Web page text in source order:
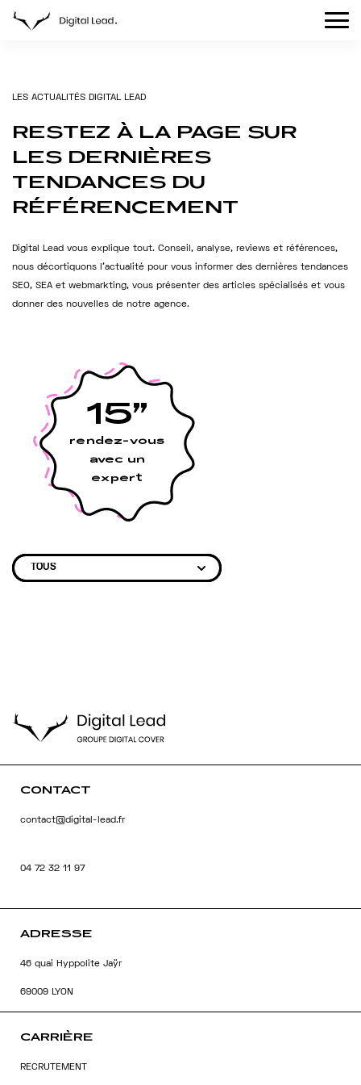
LES AC UALI ÉS D G AL LEAD
RESTEZ À LA PAGE SUR
LES DERNIÈRES
TENDANCES DU
RÉFÉRENCEMENT
Digital Lead vous explique tout. Conseil, analyse, reviews et références,
nous décortiquons l’actualité pour vous informer des dernières tendances
SEO, SEA et webmarkting, vous présenter des articles spécialisés et vous
donner des nouvelles de notre agence.
15”
rendez-vous
avec un
expert
CONTACT
contact@digital-lead.fr
04 72 32 11 97
ADRESSE
46 quai Hyppolite Jaÿr
69009 LYON
CARRIÈRE
RECRUTEMENT